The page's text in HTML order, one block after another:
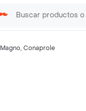
Magno, Conaprole